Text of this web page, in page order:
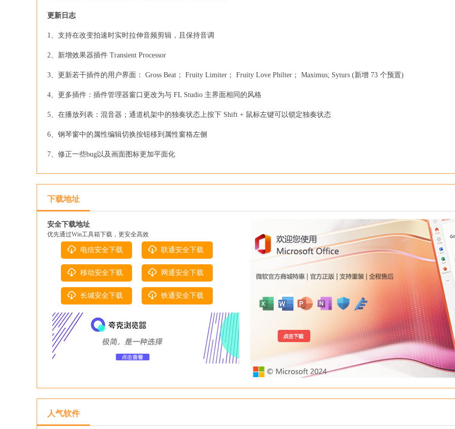
更新日志
1、支持在改变拍速时实时拉伸音频剪辑，且保持音调
2、新增效果器插件 Transient Processor
3、更新若干插件的用户界面： Gross Beat； Fruity Limiter； Fruity Love Philter； Maximus; Syturs (新增 73 个预置)
4、更多插件：插件管理器窗口更改为与 FL Studio 主界面相同的风格
5、在播放列表：混音器；通道机架中的独奏状态上按下 Shift + 鼠标左键可以锁定独奏状态
6、钢琴窗中的属性编辑切换按钮移到属性窗格左侧
7、修正一些bug以及画面图标更加平面化
下载地址
安全下载地址
优先通过Win工具箱下载，更安全高效
电信安全下载 联通安全下载
移动安全下载 网通安全下载
长城安全下载 铁通安全下载
人气软件